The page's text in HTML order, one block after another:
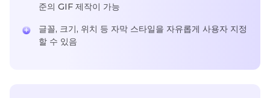
준의 GIF 제작이 가능
글꼴, 크기, 위치 등 자막 스타일을 자유롭게 사용자 지정
할 수 있음